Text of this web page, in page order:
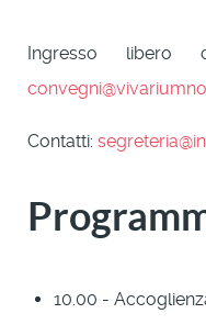
Ingresso libero
Contatti:
10.00 -